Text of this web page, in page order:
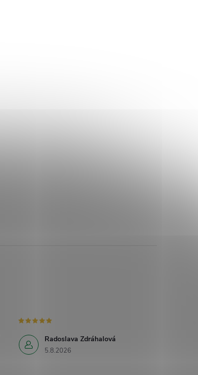
Radoslava Zdráhalová
5.8.2026